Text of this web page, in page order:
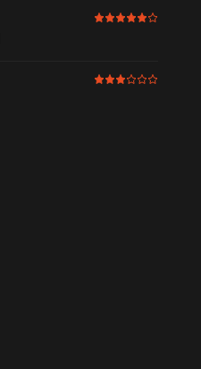
5 av 6 i betyg
3 av 6 i betyg